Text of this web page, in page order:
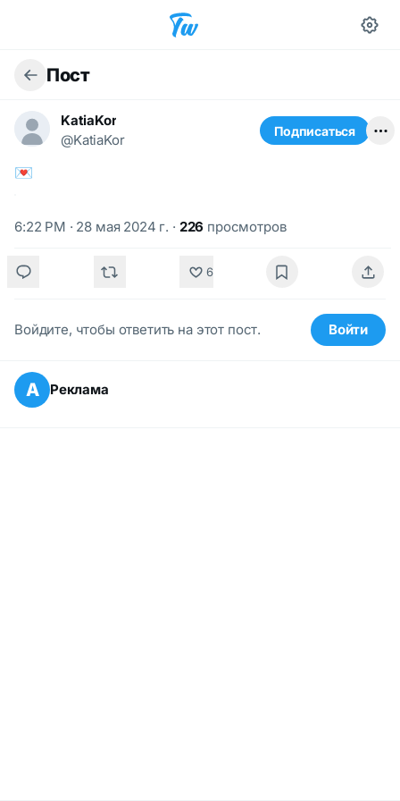
Пост
KatiaKor
@KatiaKor
Подписаться
💌
6:22 PM · 28 мая 2024 г. · 226 просмотров
6
Войдите, чтобы ответить на этот пост. Войти
А Реклама